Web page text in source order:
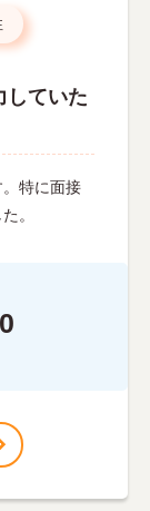
していた
特に面接
。